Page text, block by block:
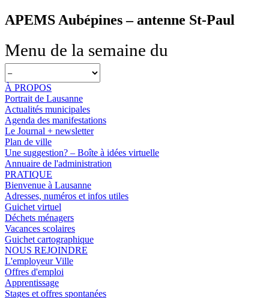
APEMS Aubépines – antenne St-Paul
Menu de la semaine du
À PROPOS
Portrait de Lausanne
Actualités municipales
Agenda des manifestations
Le Journal + newsletter
Plan de ville
Une suggestion? – Boîte à idées virtuelle
Annuaire de l'administration
PRATIQUE
Bienvenue à Lausanne
Adresses, numéros et infos utiles
Guichet virtuel
Déchets ménagers
Vacances scolaires
Guichet cartographique
NOUS REJOINDRE
L'employeur Ville
Offres d'emploi
Apprentissage
Stages et offres spontanées